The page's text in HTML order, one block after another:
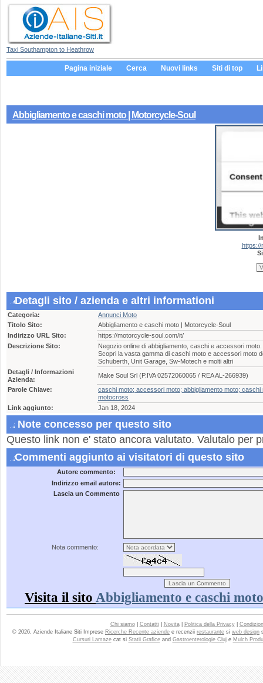
Taxi Southampton to Heathrow
Pagina iniziale Cerca Nuovi links Siti di top
Abbigliamento e caschi moto | Motorcycle-Soul
https://
Detagli sito / azienda e altri informationi
Categoria:
Annunci Moto
Titolo Sito:
Abbigliamento e caschi moto | Motorcycle-Soul
Indirizzo URL Sito:
https://motorcycle-soul.com/it/
Descrizione Sito:
Negozio online di abbigliamento, caschi e accessori
Scopri la vasta gamma di caschi moto e accessori moto
Schuberth, Unit Garage, Sw-Motech e molti altri
Detagli / Informazioni
Azienda:
Make Soul Srl (P.IVA 02572060065 / REA AL-266939)
Parole Chiave:
caschi moto; accessori moto; abbigliamento moto;
motocross
Link aggiunto:
Jan 18, 2024
Note concesso per questo sito
Questo link non e' stato ancora valutato. Valutalo per
Commenti aggiunto ai visitatori di questo sito
Autore commento:
Indirizzo email autore:
Lascia un Commento
Nota commento:
Visita il sito Abbigliamento e caschi
Chi siamo| Contatti| Novita| Politica della Privacy|
© 2026. Aziende Italiane Siti Imprese Ricerche Recente aziende e recenzii restaurante si web design
Cursuri Lamazecat si Statii Graficeand Gastroenterologie Cluje Mulch